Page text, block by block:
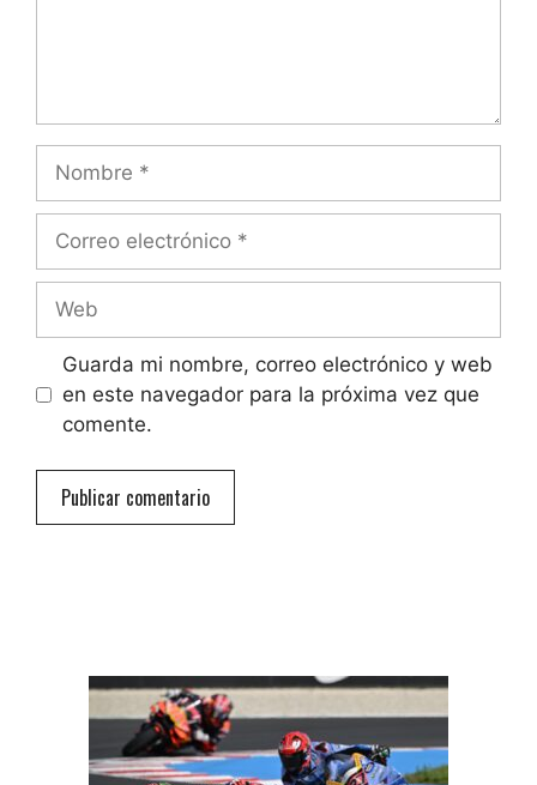
electrónico
Guarda mi nombre, correo electrónico y web
en este navegador para la próxima vez que
comente.